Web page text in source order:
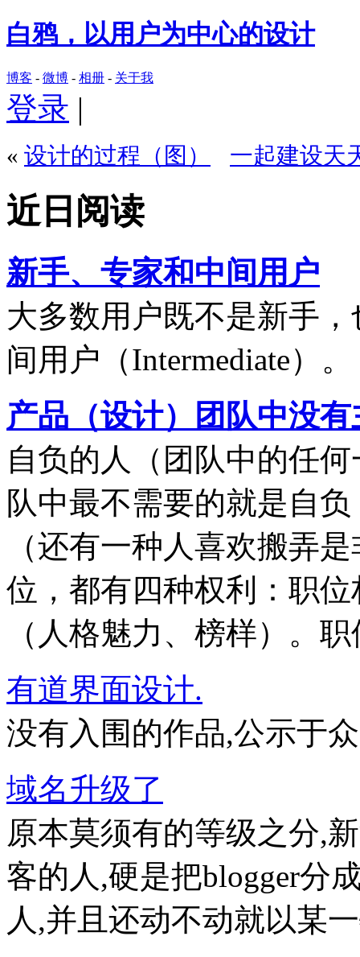
白鸦，以用户为中心的设计
博客 - 微博 - 相册 - 关于我
登录 |
« 设计的过程（图） 一起建设天
近日阅读
新手、专家和中间用户
大多数用户既不是新手
间用户（Intermediate）。
产品（设计）团队中没
自负的人（团队中的任
队中最不需要的就是自
（还有一种人喜欢搬弄
位，都有四种权利：职
（人格魅力、榜样）。
有道界面设计.
没有入围的作品,公示于
域名升级了
原本莫须有的等级之分,
客的人,硬是把blogger分
人,并且还动不动就以某